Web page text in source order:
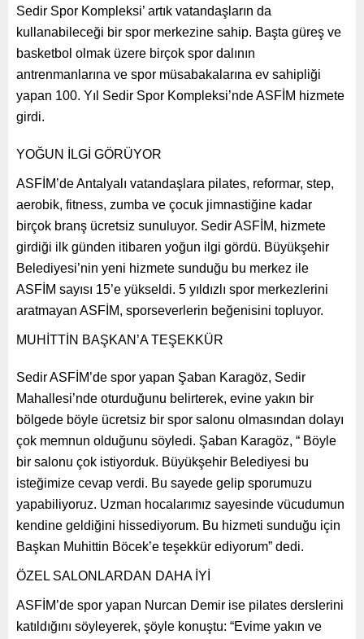
Sedir Spor Kompleksi’ artık vatandaşların da
kullanabileceği bir spor merkezine sahip. Başta güreş ve
basketbol olmak üzere birçok spor dalının
antrenmanlarına ve spor müsabakalarına ev sahipliği
yapan 100. Yıl Sedir Spor Kompleksi’nde ASFİM hizmete
girdi.
YOĞUN İLGİ GÖRÜYOR
ASFİM’de Antalyalı vatandaşlara pilates, reformar, step,
aerobik, fitness, zumba ve çocuk jimnastiğine kadar
birçok branş ücretsiz sunuluyor. Sedir ASFİM, hizmete
girdiği ilk günden itibaren yoğun ilgi gördü. Büyükşehir
Belediyesi’nin yeni hizmete sunduğu bu merkez ile
ASFİM sayısı 15’e yükseldi. 5 yıldızlı spor merkezlerini
aratmayan ASFİM, sporseverlerin beğenisini topluyor.
MUHİTTİN BAŞKAN’A TEŞEKKÜR
Sedir ASFİM’de spor yapan Şaban Karagöz, Sedir
Mahallesi’nde oturduğunu belirterek, evine yakın bir
bölgede böyle ücretsiz bir spor salonu olmasından dolayı
çok memnun olduğunu söyledi. Şaban Karagöz, “ Böyle
bir salonu çok istiyorduk. Büyükşehir Belediyesi bu
isteğimize cevap verdi. Bu sayede gelip sporumuzu
yapabiliyoruz. Uzman hocalarımız sayesinde vücudumun
kendine geldiğini hissediyorum. Bu hizmeti sunduğu için
Başkan Muhittin Böcek’e teşekkür ediyorum” dedi.
ÖZEL SALONLARDAN DAHA İYİ
ASFİM’de spor yapan Nurcan Demir ise pilates derslerini
katıldığını söyleyerek, şöyle konuştu: “Evime yakın ve